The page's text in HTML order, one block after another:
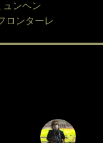
ュンヘン
ロンターレ